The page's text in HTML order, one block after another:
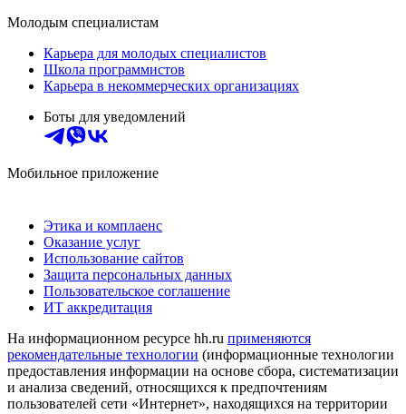
Молодым специалистам
Карьера для молодых специалистов
Школа программистов
Карьера в некоммерческих организациях
Боты для уведомлений
Мобильное приложение
Этика и комплаенс
Оказание услуг
Использование сайтов
Защита персональных данных
Пользовательское соглашение
ИТ аккредитация
На информационном ресурсе hh.ru применяются
рекомендательные технологии (информационные технологии
предоставления информации на основе сбора, систематизации
и анализа сведений, относящихся к предпочтениям
пользователей сети «Интернет», находящихся на территории